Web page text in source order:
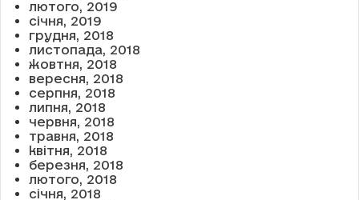
лютого, 2019
січня, 2019
грудня, 2018
листопада, 2018
жовтня, 2018
вересня, 2018
серпня, 2018
липня, 2018
червня, 2018
травня, 2018
квітня, 2018
березня, 2018
лютого, 2018
січня, 2018